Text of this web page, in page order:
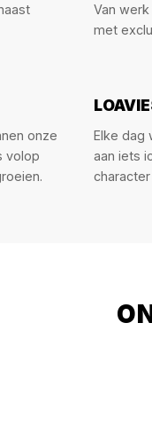
Van
met
onze
volop
Elke dag
aan iets